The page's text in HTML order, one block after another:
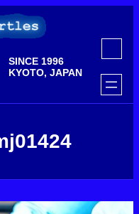
SINCE 1996
KYOTO, JAPAN
ア
コ
ン
リ
ン
ク